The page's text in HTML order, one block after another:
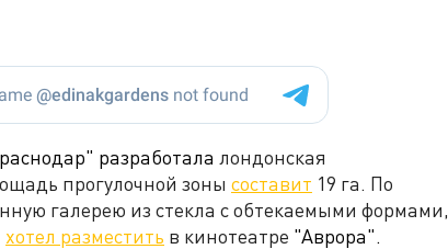
разработала лондонская
прогулочной зоны составит 19 га. По
галерею из стекла с обтекаемыми формами,
хотел разместить в кинотеатре "Аврора".